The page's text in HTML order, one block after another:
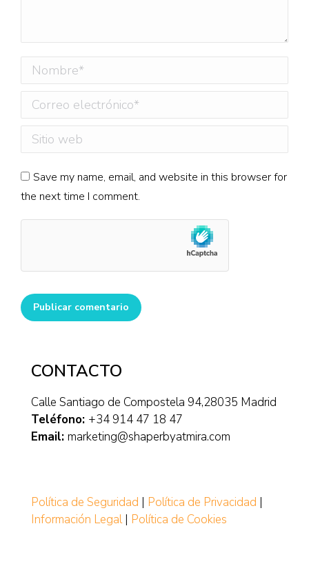
Nombre *
Correo electrónico *
Sitio web
Save my name, email, and website in this browser for
the next time I comment.
Publicar comentario
CONTACTO
Calle Santiago de Compostela 94,28035 Madrid
Teléfono: +34 914 47 18 47
Email: marketing@shaperbyatmira.com
Política de Seguridad | Política de Privacidad |
Información Legal| Política de Cookies